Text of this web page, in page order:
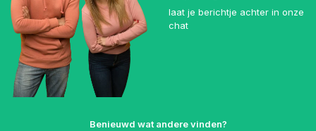
laat je berichtje achter in onze
chat
Benieuwd wat andere vinden?